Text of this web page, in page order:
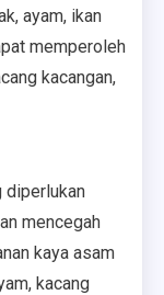
ayam, ikan
memperoleh
kacangan,
diperlukan
mencegah
kaya asam
kacang